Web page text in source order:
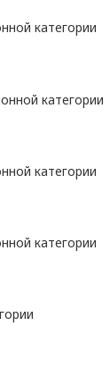
категории
категории
категории
категории